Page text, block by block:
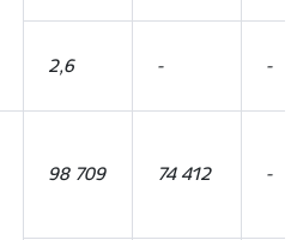
2,6 - -
98 709 74 412 -